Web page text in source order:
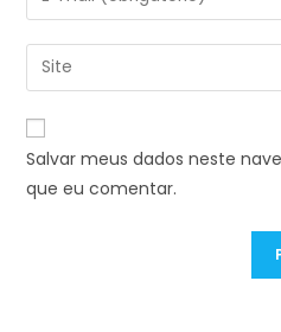
Salvar meus dados neste
que eu comentar.